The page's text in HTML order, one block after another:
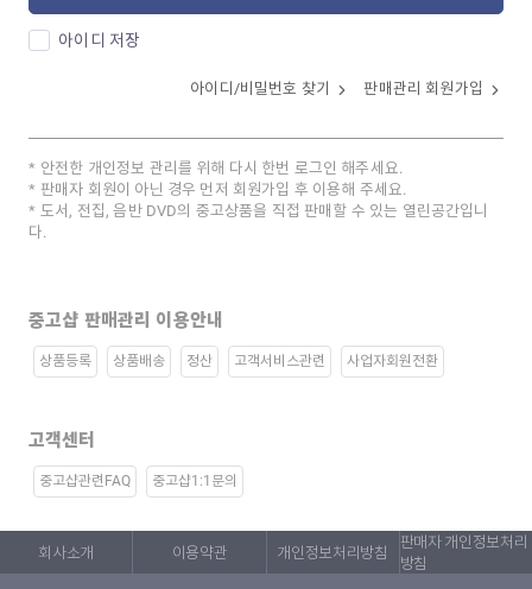
아이디 저장
아이디/비밀번호 찾기 판매관리 회원가입
안전한 개인정보 관리를 위해 다시 한번 로그인 해주세요.
판매자 회원이 아닌 경우 먼저 회원가입 후 이용해 주세요.
도서, 전집, 음반 DVD의 중고상품을 직접 판매할 수 있는 열린공간입니
다.
중고샵 판매관리 이용안내
상품등록 상품배송 정산 고객서비스관련 사업자회원전환
고객센터
중고샵관련FAQ 중고샵1:1문의
회사소개 이용약관 개인정보처리방침
판매자 개인정보처리
방침